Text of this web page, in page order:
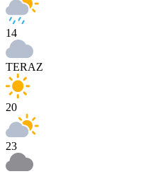
14
TERAZ
20
23